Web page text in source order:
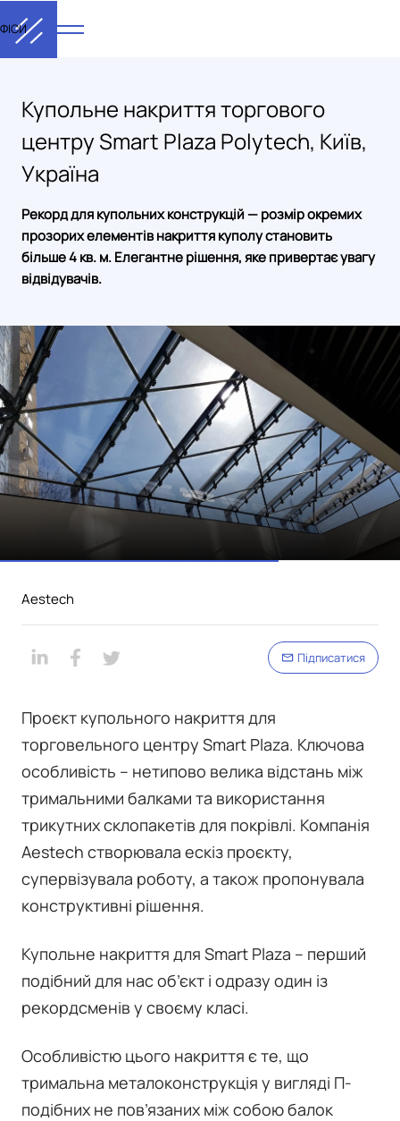
Купольне накриття торгового
центру Smart Plaza Polytech, Київ,
Україна
Рекорд для купольних конструкцій — розмір окремих
прозорих елементів накриття куполу становить
більше 4 кв. м. Елегантне рішення, яке привертає увагу
відвідувачів.
Aestech
Підписатися
Проєкт купольного накриття для
торговельного центру Smart Plaza. Ключова
особливість – нетипово велика відстань між
тримальними балками та використання
трикутних склопакетів для покрівлі. Компанія
Aestech створювала ескіз проєкту,
супервізувала роботу, а також пропонувала
конструктивні рішення.
Купольне накриття для Smart Plaza – перший
подібний для нас об’єкт і одразу один із
рекордсменів у своєму класі.
Особливістю цього накриття є те, що
тримальна металоконструкція у вигляді П-
подібних не пов’язаних між собою балок